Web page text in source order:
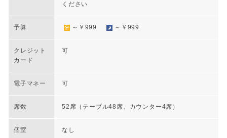
ください
予算 ～￥999 ～￥999
クレジット
カード
可
電子マネー 可
席数 52席（テーブル48席、カウンター4席）
個室 なし